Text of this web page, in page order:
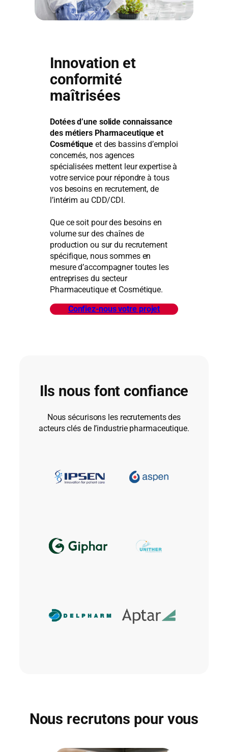
Innovation et
conformité
maîtrisées
Dotées d’une solide connaissance
des métiers Pharmaceutique et
Cosmétique et des bassins d’emploi
concernés, nos agences
spécialisées mettent leur expertise à
votre service pour répondre à tous
vos besoins en recrutement, de
l’intérim au CDD/CDI.
Que ce soit pour des besoins en
volume sur des chaînes de
production ou sur du recrutement
spécifique, nous sommes en
mesure d’accompagner toutes les
entreprises du secteur
Pharmaceutique et Cosmétique.
Confiez-nous votre projet
Ils nous font confiance
Nous sécurisons les recrutements des
acteurs clés de l’industrie pharmaceutique.
Nous recrutons pour vous